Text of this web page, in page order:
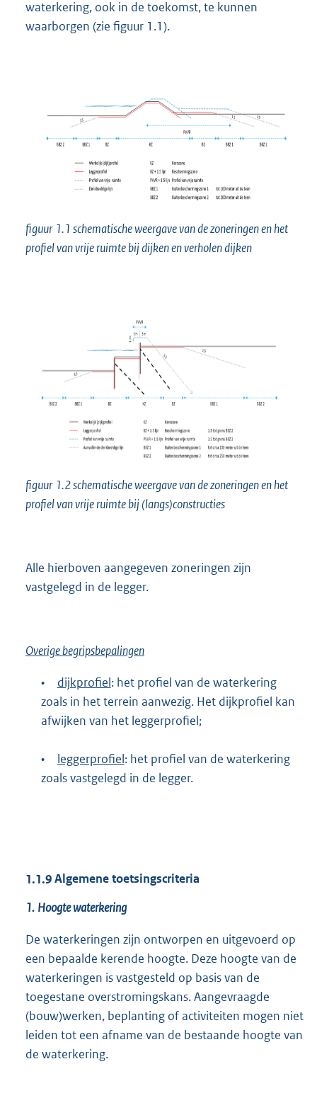
waterkering, ook in de toekomst, te kunnen
waarborgen (zie figuur 1.1).
figuur 1.1 schematische weergave van de zoneringen en het
profiel van vrije ruimte bij dijken en verholen dijken
figuur 1.2 schematische weergave van de zoneringen en het
profiel van vrije ruimte bij (langs)constructies
Alle hierboven aangegeven zoneringen zijn
vastgelegd in de legger.
Overige begripsbepalingen
• dijkprofiel: het profiel van de waterkering
zoals in het terrein aanwezig. Het dijkprofiel kan
afwijken van het leggerprofiel;
• leggerprofiel: het profiel van de waterkering
zoals vastgelegd in de legger.
1.1.9Algemene toetsingscriteria
1. Hoogte waterkering
De waterkeringen zijn ontworpen en uitgevoerd op
een bepaalde kerende hoogte. Deze hoogte van de
waterkeringen is vastgesteld op basis van de
toegestane overstromingskans. Aangevraagde
(bouw)werken, beplanting of activiteiten mogen niet
leiden tot een afname van de bestaande hoogte van
de waterkering.